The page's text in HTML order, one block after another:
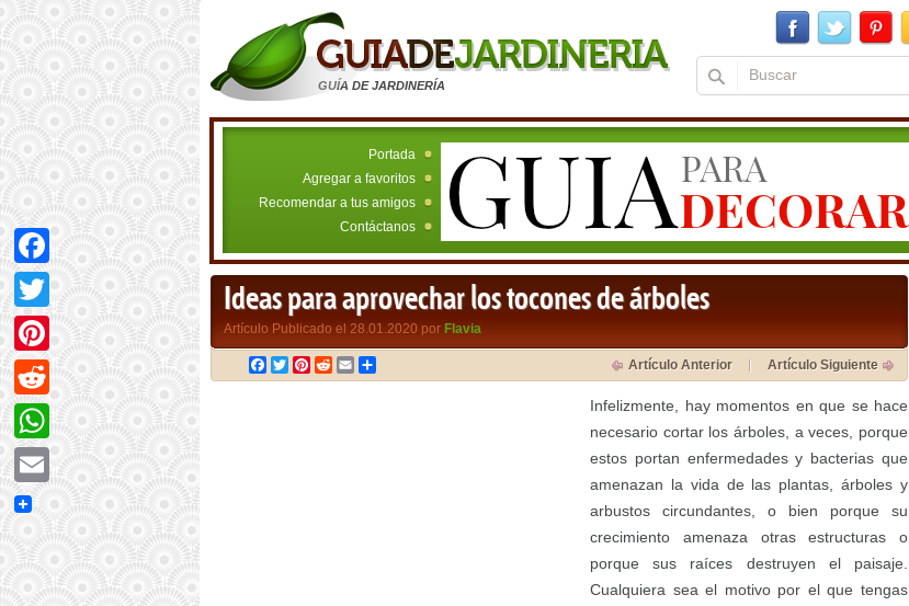
GUÍA DE JARDINERÍA
Portada
Agregar a favoritos
Recomendar a tus amigos
Contáctanos
Ideas para aprovechar los tocones de árboles
Artículo Publicado el 28.01.2020 por Flavia
Facebook
TwitterPinterest
RedditEmail Artículo Anterior Artículo Siguiente
Infelizmente, hay momentos en que se hace
necesario cortar los árboles, a veces, porque
estos portan enfermedades y bacterias que
amenazan la vida de las plantas, árboles y
arbustos circundantes, o bien porque su
crecimiento amenaza otras estructuras o
porque sus raíces destruyen el paisaje.
Cualquiera sea el motivo por el que tengas
Facebook
Twitter
Pinterest
Reddit
WhatsApp
Email